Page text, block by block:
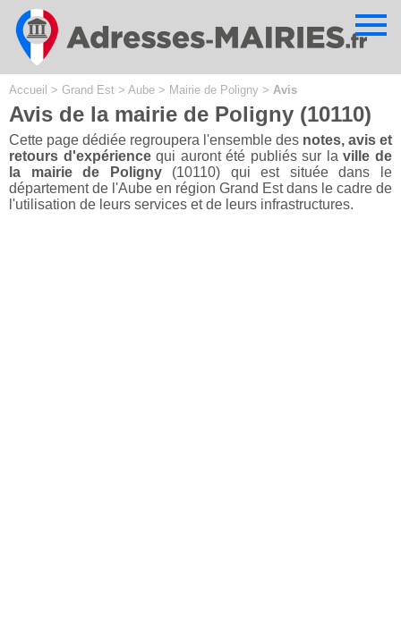
Accueil > Grand Est > Aube > Mairie de Poligny > Avis
Avis de la mairie de Poligny (10110)
Cette page dédiée regroupera l'ensemble des notes, avis et
retours d'expériencequi auront été publiés sur laville de
la mairie de Poligny(10110) qui est située dans le
département de l'Aube en région Grand Est dans le cadre de
l'utilisation de leurs services et de leurs infrastructures.
Cookies management panel